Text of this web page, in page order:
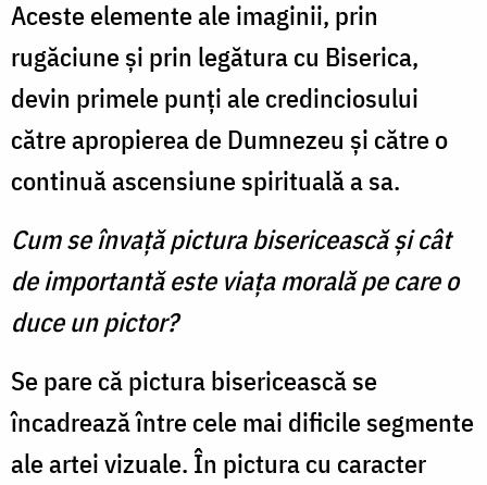
Aceste elemente ale imaginii, prin
rugăciune şi prin legătura cu Biserica,
devin primele punţi ale credinciosului
către apropierea de Dumnezeu şi către o
continuă ascensiune spirituală a sa.
Cum se învaţă pictura bisericească şi cât
de importantă este viaţa morală pe care o
duce un pictor?
Se pare că pictura bisericească se
încadrează între cele mai dificile segmente
ale artei vizuale. În pictura cu caracter